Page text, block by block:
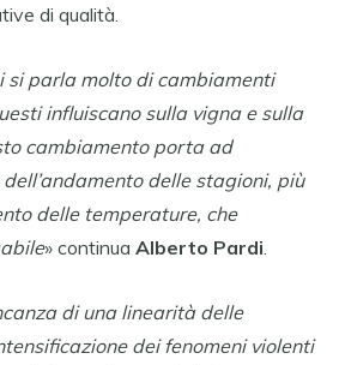
di qualità.
si parla molto di cambiamenti
influiscano sulla vigna e sulla
cambiamento porta ad
delle stagioni, più
delle temperature, che
» continua Alberto Pardi
di una linearità delle
dei fenomeni violenti